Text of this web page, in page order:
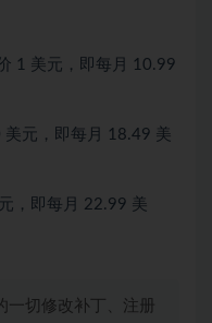
1 美元，即每月 10.99
美元，即每月 18.49 美
，即每月 22.99 美
切修改补丁、注册